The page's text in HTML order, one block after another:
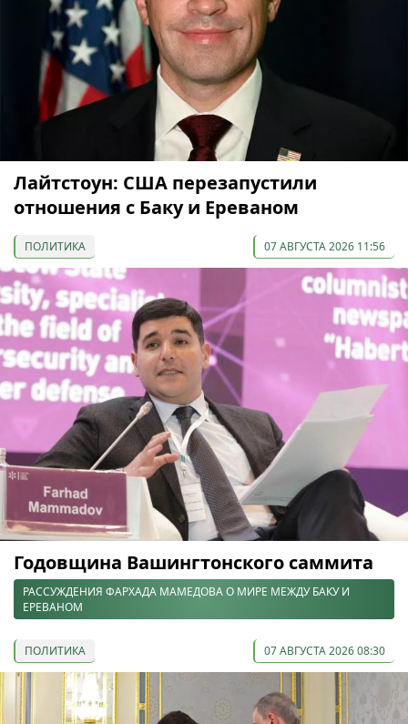
Лайтстоун: США перезапустили
отношения с Баку и Ереваном
ПОЛИТИКА 07 АВГУСТА 2026 11:56
Годовщина Вашингтонского саммита
РАССУЖДЕНИЯ ФАРХАДА МАМЕДОВА О МИРЕ МЕЖДУ БАКУ И
ЕРЕВАНОМ
ПОЛИТИКА 07 АВГУСТА 2026 08:30